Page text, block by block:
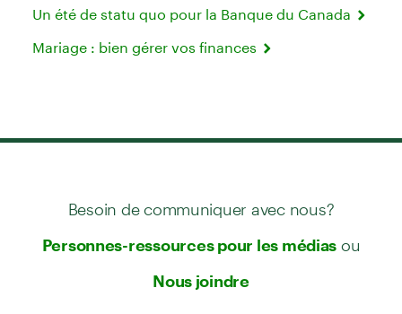
Un été de statu quo pour la Banque du Canada
Mariage : bien gérer vos finances
Besoin de communiquer avec nous?
Personnes-ressources pour les médias ou
Nous joindre